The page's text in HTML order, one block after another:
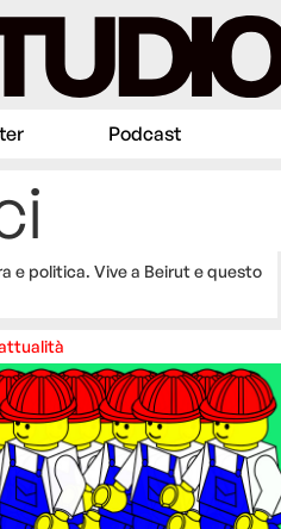
Podcast
e politica. Vive a Beirut e questo